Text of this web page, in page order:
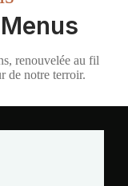
renouvelée au fil
de notre terroir.